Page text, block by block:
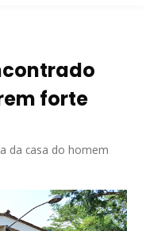
forte
da casa do homem